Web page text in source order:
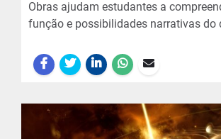
Obras ajudam estudantes a
função e possibilidades narrativas do